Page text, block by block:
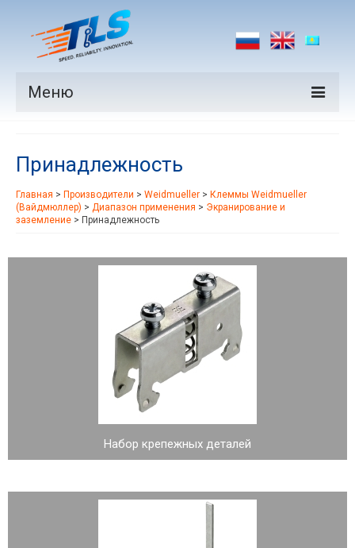
Меню
Производители
Рынки
Принадлежность
Главная > Производители > Weidmueller > Клеммы Weidmueller
(Вайдмюллер) > Диапазон применения > Экранирование и
заземление > Принадлежность
Набор крепежных деталей